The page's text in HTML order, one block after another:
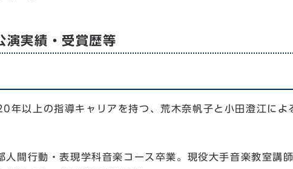
演実績・受賞歴等
以上の指導キャリアを持つ、荒木奈帆子と小田澄江によ
人間行動・表現学科音楽コース卒業。現役大手音楽教室